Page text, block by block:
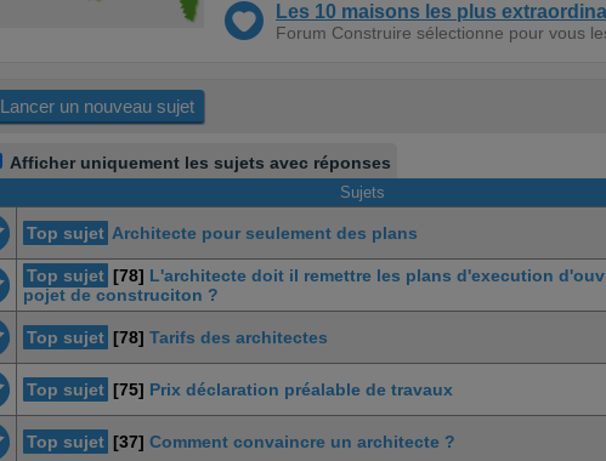
Les 10 maisons les plus
Forum Construire sélectionne pour vous
Lancer un nouveau sujet
Afficher uniquement les sujets avec réponses
Sujets
Top sujet Architecte pour seulement des plans
Top sujet [78] L'architecte doit il remettre les plans d'execution
pojet de construciton ?
Top sujet [78] Tarifs des architectes
Top sujet [75] Prix déclaration préalable de travaux
Top sujet [37] Comment convaincre un architecte ?